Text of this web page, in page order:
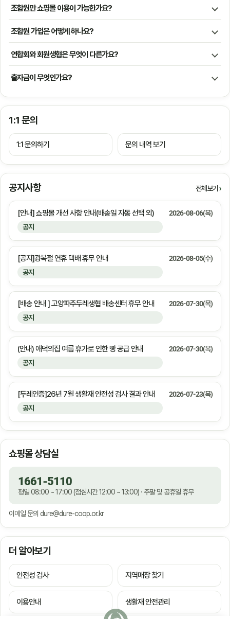
조합원만 쇼핑몰 이용이 가능한가요?
조합원 가입은 어떻게 하나요?
연합회와 회원생협은 무엇이 다른가요?
출자금이 무엇인가요?
1:1 문의
1:1 문의하기 문의 내역 보기
공지사항 전체보기
공지
[안내] 쇼핑몰 개선 사항 안내(배송일 자동 선택 외) 2026-08-06(목)
공지
[공지]광복절 연휴 택배 휴무 안내 2026-08-05(수)
공지
[배송 안내 ] 고양파주두레생협 배송센터 휴무 안내 2026-07-30(목)
공지
(안내) 애덕의집 여름 휴가로 인한 빵 공급 안내 2026-07-30(목)
공지
[두레인증]26년 7월 생활재 안전성 검사 결과 안내 2026-07-23(목)
쇼핑몰 상담실
1661-5110
평일 08:00 ~ 17:00 (점심시간 12:00 ~ 13:00) · 주말 및 공휴일 휴무
이메일 문의 dure@dure-coop.or.kr
더 알아보기
안전성 검사 지역매장 찾기
이용안내 생활재 안전관리